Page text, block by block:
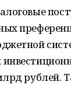
рублей.